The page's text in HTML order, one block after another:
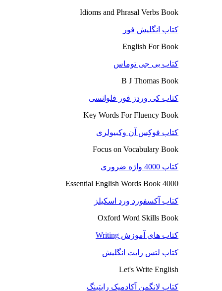
Idioms and Phrasal Verbs Book
کتاب انگلیش فور
English For Book
کتاب بی جی توماس
B J Thomas Book
کتاب کی وردز فور فلوانسی
Key Words For Fluency Book
کتاب فوکِس آن وکبیولری
Focus on Vocabulary Book
کتاب 4000 واژه ضروری
4000 Essential English Words Book
کتاب آکسفورد ورد اسکیلز
Oxford Word Skills Book
کتاب های آموزش Writing
کتاب لتس رایت انگلیش
Let's Write English
کتاب لانگمن آکادمیک رایتینگ